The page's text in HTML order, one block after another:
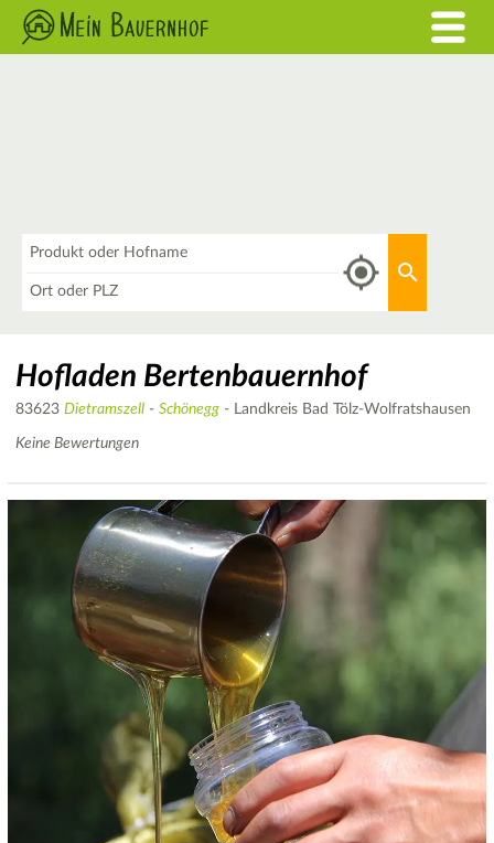
Hofladen Bertenbauernhof
83623 Dietramszell - Schönegg - Landkreis Bad Tölz-Wolfratshausen
Keine Bewertungen